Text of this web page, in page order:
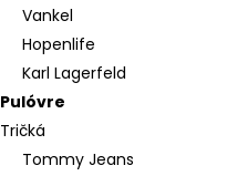
Vankel
Hopenlife
Karl Lagerfeld
Pulóvre
Tričká
Tommy Jeans